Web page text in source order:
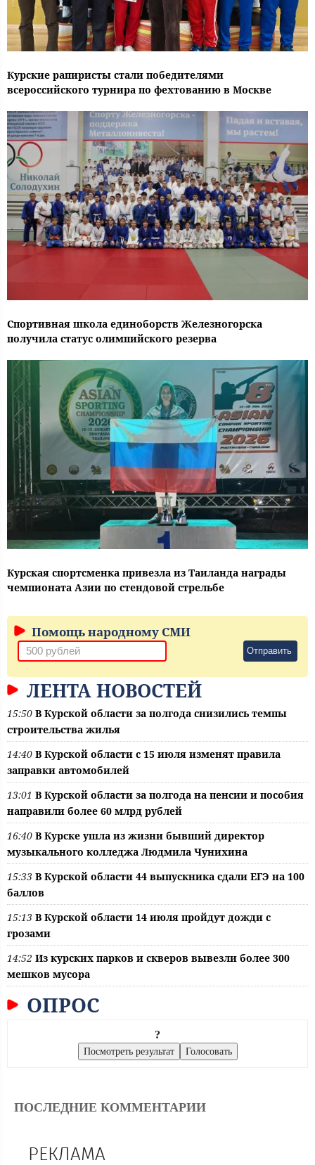
Курские рапиристы стали победителями
всероссийского турнира по фехтованию в Москве
Спортивная школа единоборств Железногорска
получила статус олимпийского резерва
Курская спортсменка привезла из Таиланда награды
чемпионата Азии по стендовой стрельбе
Помощь народному СМИ
Отправить
ЛЕНТА НОВОСТЕЙ
15:50 В Курской области за полгода снизились темпы
строительства жилья
14:40 В Курской области с 15 июля изменят правила
заправки автомобилей
13:01 В Курской области за полгода на пенсии и пособия
направили более 60 млрд рублей
16:40 В Курске ушла из жизни бывший директор
музыкального колледжа Людмила Чунихина
15:33 В Курской области 44 выпускника сдали ЕГЭ на 100
баллов
15:13 В Курской области 14 июля пройдут дожди с
грозами
14:52 Из курских парков и скверов вывезли более 300
мешков мусора
ОПРОС
?
ПОСЛЕДНИЕ КОММЕНТАРИИ
РЕКЛАМА